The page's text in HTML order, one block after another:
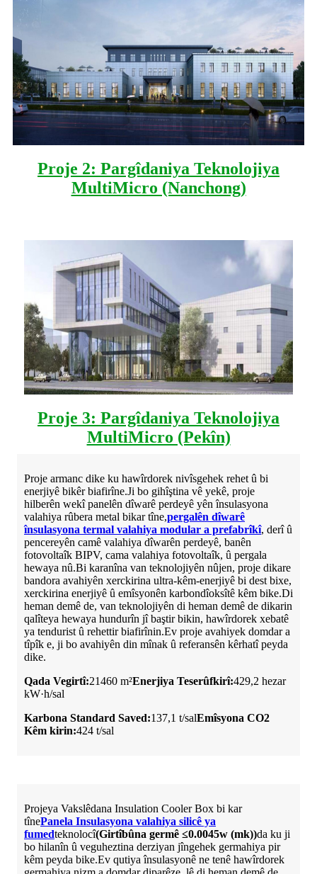
Proje 2: Pargîdaniya Teknolojiya
MultiMicro (Nanchong)
Proje 3: Pargîdaniya Teknolojiya
MultiMicro (Pekîn)
Proje armanc dike ku hawîrdorek nivîsgehek rehet û bi
enerjiyê bikêr biafirîne.Ji bo gihîştina vê yekê, proje
hilberên wekî panelên dîwarê perdeyê yên însulasyona
valahiya rûbera metal bikar tîne,pergalên dîwarê
însulasyona termal valahiya modular a prefabrîkî, derî û
pencereyên camê valahiya dîwarên perdeyê, banên
fotovoltaîk BIPV, cama valahiya fotovoltaîk, û pergala
hewaya nû.Bi karanîna van teknolojiyên nûjen, proje dikare
bandora avahiyên xerckirina ultra-kêm-enerjiyê bi dest bixe,
xerckirina enerjiyê û emîsyonên karbondîoksîtê kêm bike.Di
heman demê de, van teknolojiyên di heman demê de dikarin
qalîteya hewaya hundurîn jî baştir bikin, hawîrdorek xebatê
ya tendurist û rehettir biafirînin.Ev proje avahiyek domdar a
tîpîk e, ji bo avahiyên din mînak û referansên kêrhatî peyda
dike.
Qada Vegirtî:21460 m²Enerjiya Teserûfkirî:429,2 hezar
kW·h/sal
Karbona Standard Saved:137,1 t/salEmîsyona CO2
Kêm kirin:424 t/sal
Projeya Vakslêdana Insulation Cooler Box bi kar
tînePanela Insulasyona valahiya silicê ya
fumedteknolocî(Girtîbûna germê ≤0.0045w (mk))da ku ji
bo hilanîn û veguheztina derziyan jîngehek germahiya pir
kêm peyda bike.Ev qutiya însulasyonê ne tenê hawîrdorek